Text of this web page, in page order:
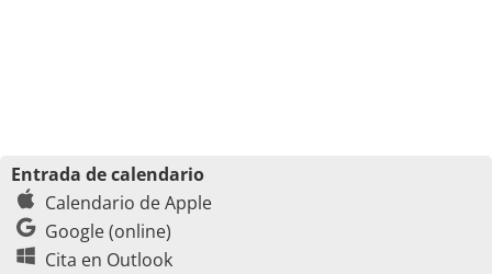
Entrada de calendario
Calendario de Apple
Google (online)
Cita en Outlook